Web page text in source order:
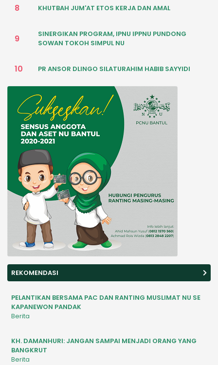
8 KHUTBAH JUM'AT ETOS KERJA DAN AMAL
9
SINERGIKAN PROGRAM, IPNU IPPNU PUNDONG
SOWAN TOKOH SIMPUL NU
10 PR ANSOR DLINGO SILATURAHIM HABIB SAYYIDI
REKOMENDASI
PELANTIKAN BERSAMA PAC DAN RANTING MUSLIMAT NU SE
KAPANEWON PANDAK
Berita
KH. DAMANHURI: JANGAN SAMPAI MENJADI ORANG YANG
BANGKRUT
Berita